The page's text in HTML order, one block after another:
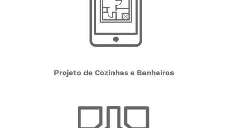
Projeto de Cozinhas e Banheiros